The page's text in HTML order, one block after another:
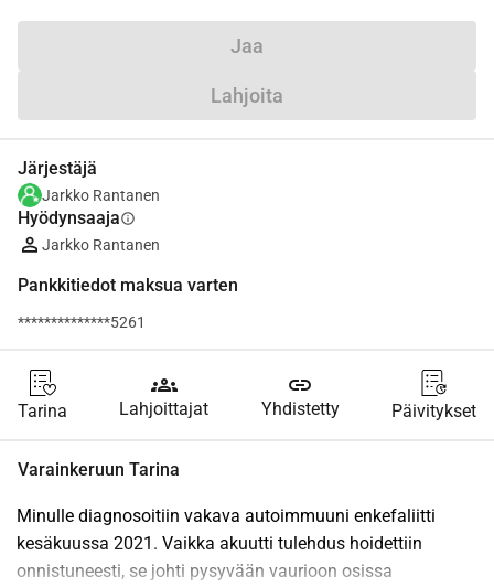
Jaa
Lahjoita
Järjestäjä
Jarkko Rantanen
Hyödynsaajainfo
Jarkko Rantanen
Pankkitiedot maksua varten
**************5261
Tarina
groups
Lahjoittajat
link
Yhdistetty Päivitykset
Varainkeruun Tarina
Minulle diagnosoitiin vakava autoimmuuni enkefaliitti
kesäkuussa 2021. Vaikka akuutti tulehdus hoidettiin
onnistuneesti, se johti pysyvään vaurioon osissa